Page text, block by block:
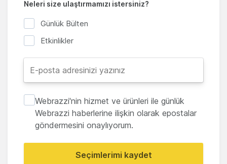
Neleri size ulaştırmamızı istersiniz?
Günlük Bülten
Etkinlikler
Webrazzi'nin hizmet ve ürünleri ile günlük
Webrazzi haberlerine ilişkin olarak epostalar
göndermesini onaylıyorum.
Seçimlerimi kaydet